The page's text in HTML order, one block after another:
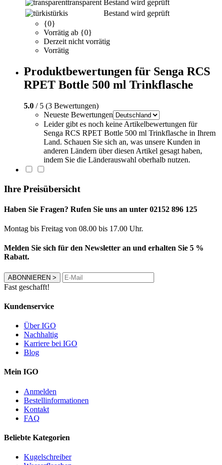
transparent Bestand wird geprüft
türkis
Bestand wird geprüft
{0}
Vorrätig ab {0}
Derzeit nicht vorrätig
Vorrätig
Produktbewertungen für Senga RCS
RPET Bottle 500 ml Trinkflasche
5.0 / 5 (3 Bewertungen)
Neueste Bewertungen
Leider gibt es noch keine Artikelbewertungen für
Senga RCS RPET Bottle 500 ml Trinkflasche in Ihrem
Land. Schauen Sie sich an, was unsere Kunden in
anderen Ländern über diesen Artikel gesagt haben,
indem Sie die Länderauswahl oberhalb nutzen.
Ihre Preisübersicht
Haben Sie Fragen? Rufen Sie uns an unter 02152 896 125
Montag bis Freitag von 08.00 bis 17.00 Uhr.
Melden Sie sich für den Newsletter an und erhalten Sie 5 %
Rabatt.
ABONNIEREN >
Fast geschafft!
Kundenservice
Über IGO
Nachhaltig
Karriere bei IGO
Blog
Mein IGO
Anmelden
Bestellinformationen
Kontakt
FAQ
Beliebte Kategorien
Kugelschreiber